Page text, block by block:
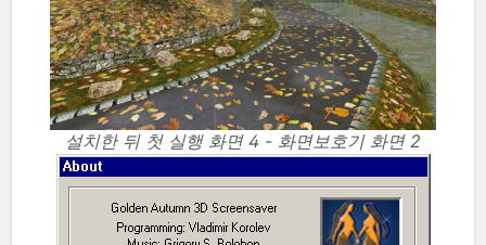
설치한 뒤 첫 실행 화면 4 - 화면보호기 화면 2